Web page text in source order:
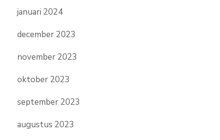
januari 2024
december 2023
november 2023
oktober 2023
september 2023
augustus 2023